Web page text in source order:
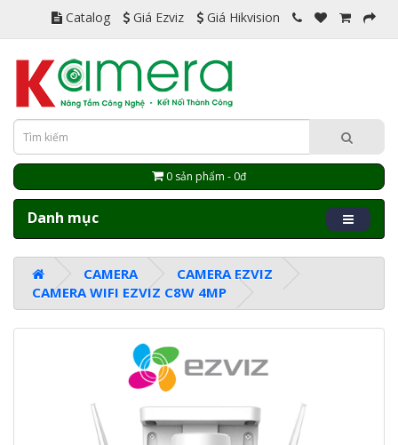
Catalog Giá Ezviz Giá Hikvision
0 sản phẩm - 0đ
Danh mục
CAMERA
CAMERA EZVIZ
CAMERA WIFI EZVIZ C8W 4MP